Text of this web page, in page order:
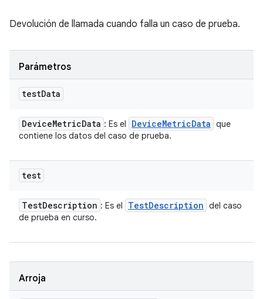
Devolución de llamada cuando falla un caso de prueba.
Parámetros
testData
DeviceMetricData : Es el DeviceMetricData que
contiene los datos del caso de prueba.
test
TestDescription : Es el TestDescription del caso
de prueba en curso.
Arroja